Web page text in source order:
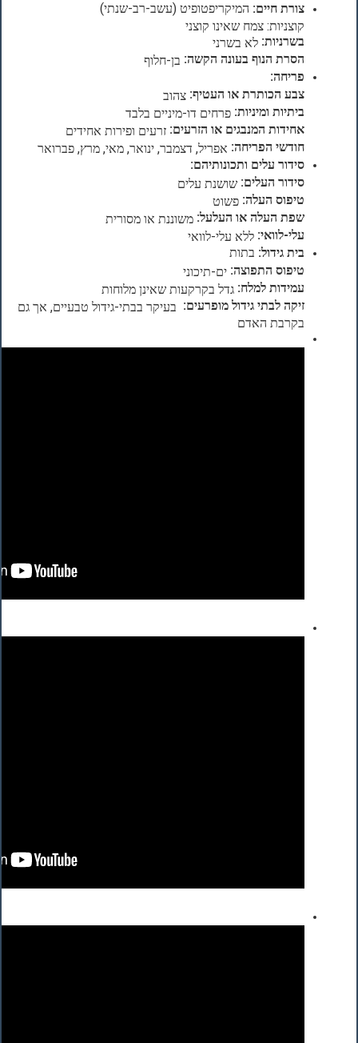
צורת חיים: המיקריפטופיט (עשב-רב-שנתי)
קוצניות: צמח שאינו קוצני
בשרניות: לא בשרני
הסרת הנוף בעונה הקשה: בן-חלוף
פריחה:
צבע הכותרת או העטיף: צהוב
ביתיות ומיניות: פרחים דו-מיניים בלבד
אחידות המנבגים או הזרעים: זרעים ופירות אחידים
חודשי הפריחה: אפריל, דצמבר, ינואר, מאי, מרץ, פברואר
סידור עלים ותכונותיהם:
סידור העלים: שושנת עלים
טיפוס העלה: פשוט
שפת העלה או העלעל: משוננת או מסורית
עלי-לוואי: ללא עלי-לוואי
בית גידול: בתות
טיפוס התפוצה: ים-תיכוני
עמידות למלח: גדל בקרקעות שאינן מלוחות
זיקה לבתי גידול מופרעים:
בעיקר בבתי-גידול טבעיים, אך גם
בקרבת האדם